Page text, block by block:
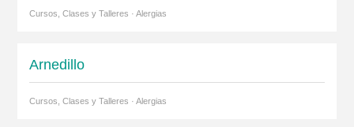
Cursos, Clases y Talleres · Alergias
Arnedillo
Cursos, Clases y Talleres · Alergias